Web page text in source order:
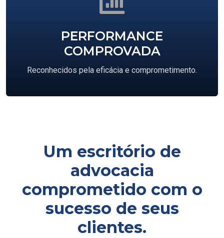
PERFORMANCE
COMPROVADA
Reconhecidos pela eficácia e comprometimento.
Um escritório de
advocacia
comprometido com o
sucesso de seus
clientes.